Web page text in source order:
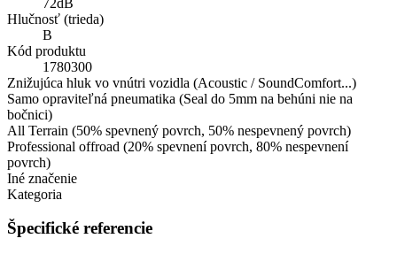
Hlučnosť (trieda)
B
Kód produktu
1780300
Znižujúca hluk vo vnútri vozidla (Acoustic / SoundComfort...)
Samo opraviteľná pneumatika (Seal do 5mm na behúni nie na
bočnici)
All Terrain (50% spevnený povrch, 50% nespevnený povrch)
Professional offroad (20% spevnení povrch, 80% nespevnení
povrch)
Iné značenie
Kategoria
Špecifické referencie